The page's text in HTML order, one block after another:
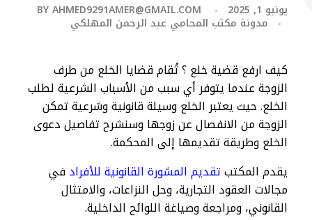
يونيو 1, 2025 BYAHMED9291AMER@GMAIL.COM
مدونة مكتب المحامي عبد الرحمن المهلكي
كيف ارفع قضية خلع ؟ تُقام قضايا الخلع من طرف
الزوجة عندما يتوفر أي سبب من الأسباب الشرعية لطلب
الخلع. حيث يعتبر الخلع وسيلة قانونية وشرعية تمكن
الزوجة من الانفصال عن زوجها وسنشرح تفاصيل دعوى
الخلع وطريقة تقديمها إلى المحكمة.
يقدم المكتبتقديم المشورة القانونية للأفرادفي
مجالات العقود التجارية، وحل النزاعات، والامتثال
القانوني، ومراجعة وصياغة اللوائح الداخلية.